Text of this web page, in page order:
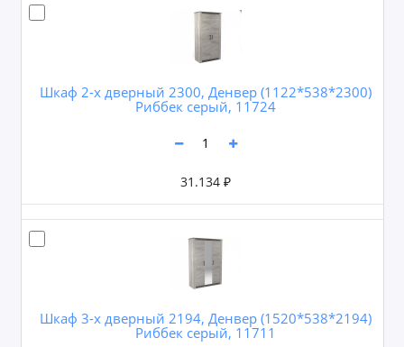
Шкаф 2-х дверный 2300, Денвер (1122*538*2300)
Риббек серый, 11724
31.134 ₽
Шкаф 3-х дверный 2194, Денвер (1520*538*2194)
Риббек серый, 11711